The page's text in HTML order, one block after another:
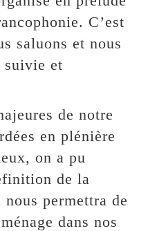
C’est
saluons et nous
suivie et
de notre
en plénière
on a pu
de la
permettra de
dans nos